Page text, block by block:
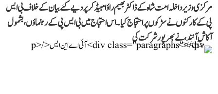
مرکزی وزیر داخلہ امت شاہ کے ڈاکٹر بھیم راؤ امبیڈکر پر دیے گئے بیان کے خلاف بی ایس
پی کے کارکنوں نے سڑکوں پر احتجاج کیا۔ اس احتجاج میں بی ایس پی کے رہنماؤں، بشمول
آکاش آنند، نے بھرپور شرکت کی